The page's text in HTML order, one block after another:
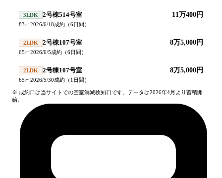
3LDK 2号棟514号室 11万400円
83㎡2026/6/18成約 （6日間）
2LDK 2号棟107号室 8万5,000円
65㎡2026/6/5成約 （6日間）
2LDK 2号棟107号室 8万5,000円
65㎡2026/5/30成約 （1 日間）
※ 成約日は当サイトでの空室消滅検知日です。データは2026年4月より蓄積開
始。